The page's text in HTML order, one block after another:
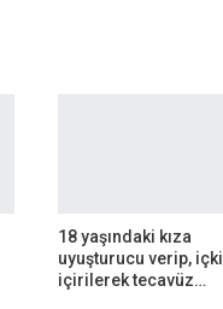
18 yaşındaki kıza
uyuşturucu verip, içki
içirilerek tecavüz…